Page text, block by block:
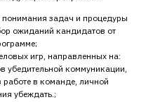
задач и процедуры
ожиданий кандидатов от
игр, направленных на:
убедительной коммуникации,
в команде, личной
убеждать.;